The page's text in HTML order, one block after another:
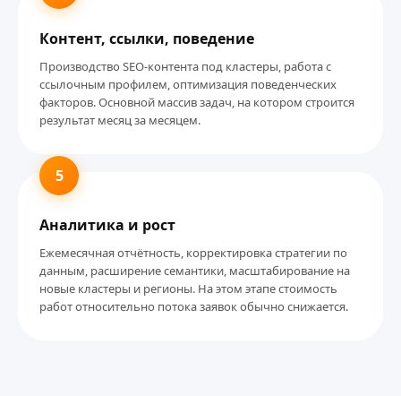
Контент, ссылки, поведение
Производство SEO-контента под кластеры, работа с
ссылочным профилем, оптимизация поведенческих
факторов. Основной массив задач, на котором строится
результат месяц за месяцем.
5
Аналитика и рост
Ежемесячная отчётность, корректировка стратегии по
данным, расширение семантики, масштабирование на
новые кластеры и регионы. На этом этапе стоимость
работ относительно потока заявок обычно снижается.